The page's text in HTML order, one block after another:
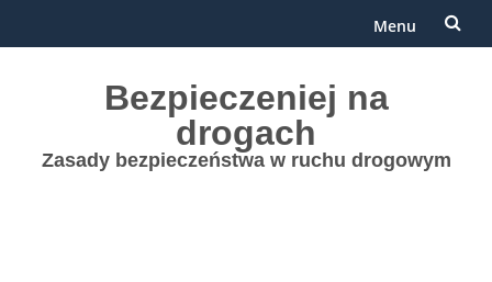
Menu
Bezpieczeniej na
drogach
Zasady bezpieczeństwa w ruchu drogowym